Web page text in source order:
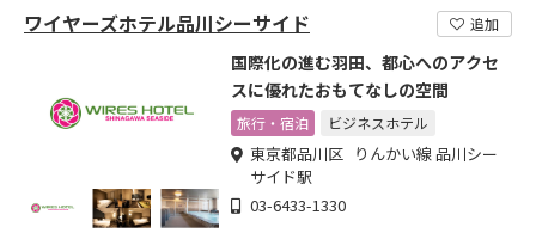
ワイヤーズホテル品川シーサイド 追加
国際化の進む羽田、都心へのアクセ
スに優れたおもてなしの空間
旅行・宿泊 ビジネスホテル
東京都品川区 りんかい線 品川シー
サイド駅
03-6433-1330